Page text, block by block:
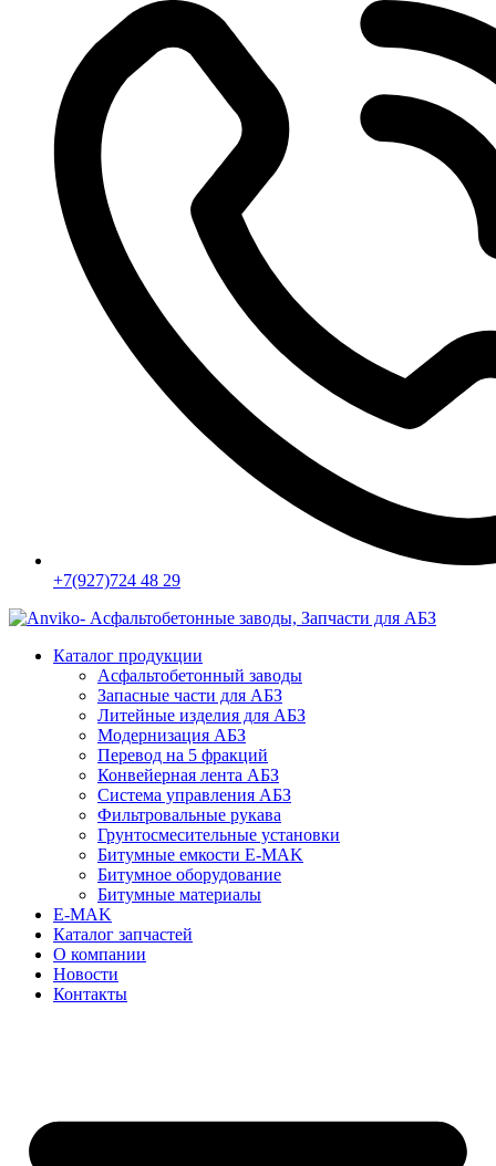
+7(927)724 48 29
Каталог продукции
Асфальтобетонный заводы
Запасные части для АБЗ
Литейные изделия для АБЗ
Модернизация АБЗ
Перевод на 5 фракций
Конвейерная лента АБЗ
Система управления АБЗ
Фильтровальные рукава
Грунтосмесительные установки
Битумные емкости E-MAK
Битумное оборудование
Битумные материалы
E-MAK
Каталог запчастей
О компании
Новости
Контакты